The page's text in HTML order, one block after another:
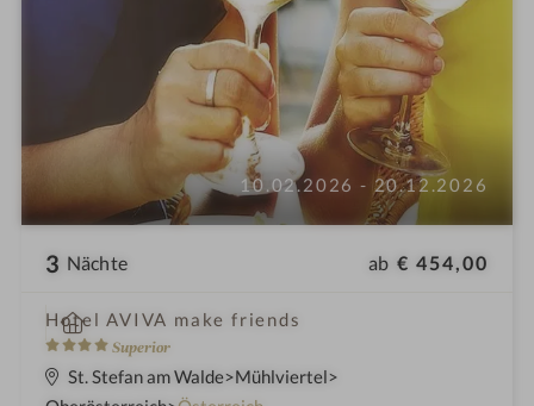
10.02.2026 - 20.12.2026
3 Nächte ab € 454,00
Hotel AVIVA make friends
4
S
t
Superior
i
n
St. Stefan am Walde Mühlviertel